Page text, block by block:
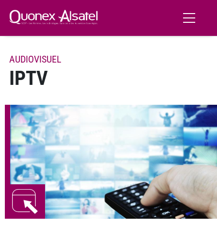
AUDIOVISUEL
IPTV